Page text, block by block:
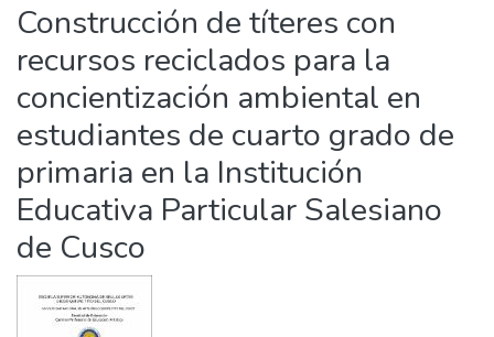
Statistics
Construcción de títeres con
recursos reciclados para la
concientización ambiental en
estudiantes de cuarto grado de
primaria en la Institución
Educativa Particular Salesiano
de Cusco